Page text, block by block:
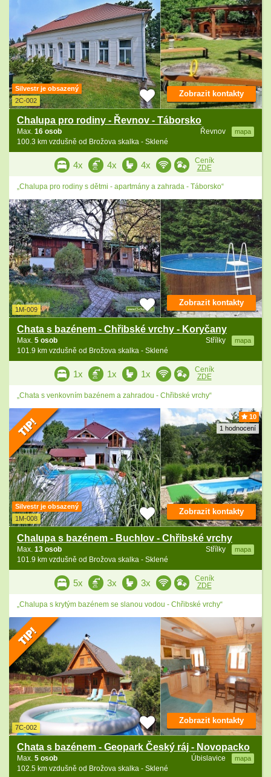
Silvestr je obsazený
2C-002
Chalupa pro rodiny - Řevnov - Táborsko
Řevnov mapa
Max. 16 osob
100.3 km vzdušně od Brožova skalka - Sklené
Zobrazit kontakty
4x 4x 4x
Ceník
ZDE
„Chalupa pro rodiny s dětmi - apartmány a zahrada - Táborsko“
1M-009
Chata s bazénem - Chřibské vrchy - Koryčany
Střílky mapa
Max. 5 osob
101.9 km vzdušně od Brožova skalka - Sklené
Zobrazit kontakty
1x 1x 1x
Ceník
ZDE
„Chata s venkovním bazénem a zahradou - Chřibské vrchy“
10
1 hodnocení
Silvestr je obsazený
1M-008
Chalupa s bazénem - Buchlov - Chřibské vrchy
Střílky mapa
Max. 13 osob
101.9 km vzdušně od Brožova skalka - Sklené
Zobrazit kontakty
5x 3x 3x
Ceník
ZDE
„Chalupa s krytým bazénem se slanou vodou - Chřibské vrchy“
7C-002
Chata s bazénem - Geopark Český ráj - Novopacko
Úbislavice mapa
Max. 5 osob
102.5 km vzdušně od Brožova skalka - Sklené
Zobrazit kontakty